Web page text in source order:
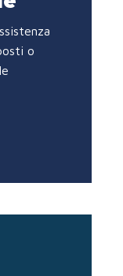
o